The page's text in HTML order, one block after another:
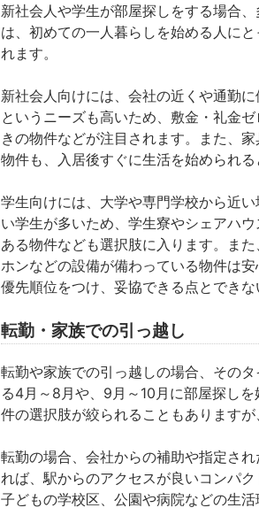
新社会人や学生が部屋探しをする場合
は、初めての一人暮らしを始める人に
れます。
新社会人向けには、会社の近くや通勤
というニーズも高いため、敷金・礼金
きの物件などが注目されます。また、
物件も、入居後すぐに生活を始められる
学生向けには、大学や専門学校から近
い学生が多いため、学生寮やシェアハ
ある物件なども選択肢に入ります。ま
ホンなどの設備が備わっている物件は
優先順位をつけ、妥協できる点とでき
転勤・家族での引っ越し
転勤や家族での引っ越しの場合、その
る4月～8月や、9月～10月 に部屋探し
件の選択肢が絞られることもあります
転勤の場合、会社からの補助や指定さ
れば、駅からのアクセスが良いコンパ
子どもの学校区、公園や病院などの生